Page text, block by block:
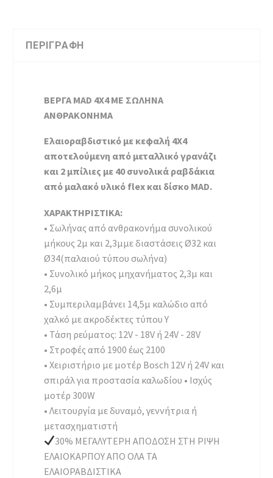
ΑΝΘΡΑΚΟΝΗΜΑ
ΠΕΡΙΓΡΑΦΉ
ΒΕΡΓΑ MAD 4X4 ΜΕ ΣΩΛΗΝΑ
ΑΝΘΡΑΚΟΝΗΜΑ
Ελαιοραβδιστικό με κεφαλή 4Χ4
αποτελούμενη από μεταλλικό γρανάζι
και 2 μπίλιες με 40 συνολικά ραβδάκια
από μαλακό υλικό flex και δίσκο MAD.
ΧΑΡΑΚΤΗΡΙΣΤΙΚΑ:
• Σωλήνας από ανθρακονήμα συνολικού
μήκους 2μ και 2,3μμε διαστάσεις Ø32 και
Ø34(παλαιού τύπου σωλήνα)
• Συνολικό μήκος μηχανήματος 2,3μ και
2,6μ
• Συμπεριλαμβάνει 14,5μ καλώδιο από
χαλκό με ακροδέκτες τύπου Υ
• Τάση ρεύματος: 12V - 18V ή 24V - 28V
• Στροφές από 1900 έως 2100
• Χειριστήριο με μοτέρ Bosch 12V ή 24V και
σπιράλ για προστασία καλωδίου • Ισχύς
μοτέρ 300W
• Λειτουργία με δυναμό, γεννήτρια ή
μετασχηματιστή
30% ΜΕΓΑΛΥΤΕΡΗ ΑΠΟΔΟΣΗ ΣΤΗ ΡΙΨΗ
ΕΛΑΙΟΚΑΡΠΟΥ ΑΠΟ ΟΛΑ ΤΑ
ΕΛΑΙΟΡΑΒΔΙΣΤΙΚΑ